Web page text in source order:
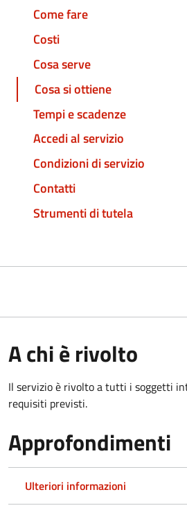
Come fare
Costi
Cosa serve
Cosa si ottiene
Tempi e scadenze
Accedi al servizio
Condizioni di servizio
Contatti
Strumenti di tutela
A chi è rivolto
Il servizio è rivolto a tutti i soggetti
requisiti previsti.
Approfondimenti
Ulteriori informazioni